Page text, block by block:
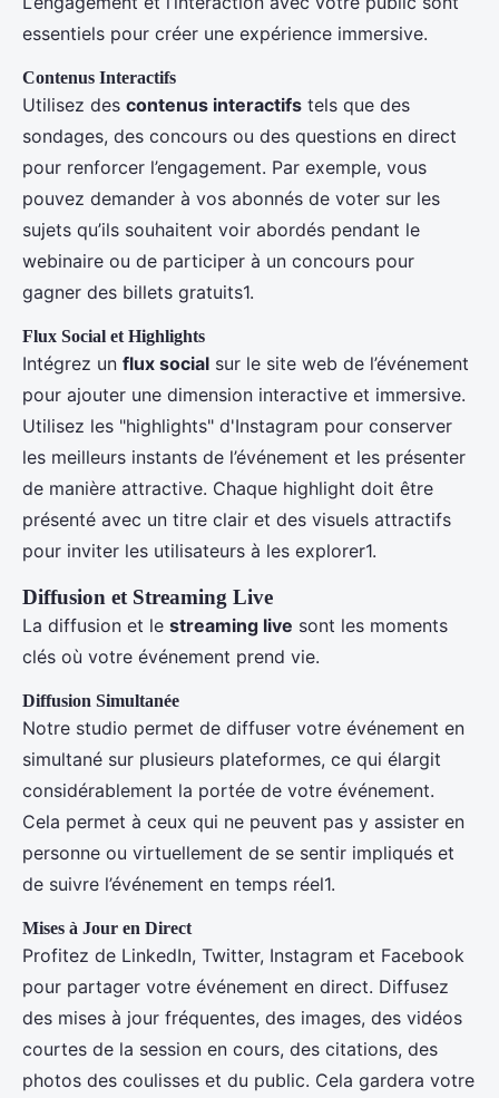
essentiels pour créer une expérience immersive.
Contenus Interactifs
Utilisez des contenus interactifs tels que des
sondages, des concours ou des questions en direct
pour renforcer l’engagement. Par exemple, vous
pouvez demander à vos abonnés de voter sur les
sujets qu’ils souhaitent voir abordés pendant le
webinaire ou de participer à un concours pour
gagner des billets gratuits1.
Flux Social et Highlights
Intégrez un flux social sur le site web de l’événement
pour ajouter une dimension interactive et immersive.
Utilisez les "highlights" d'Instagram pour conserver
les meilleurs instants de l’événement et les présenter
de manière attractive. Chaque highlight doit être
présenté avec un titre clair et des visuels attractifs
pour inviter les utilisateurs à les explorer1.
Diffusion et Streaming Live
La diffusion et le streaming live sont les moments
clés où votre événement prend vie.
Diffusion Simultanée
Notre studio permet de diffuser votre événement en
simultané sur plusieurs plateformes, ce qui élargit
considérablement la portée de votre événement.
Cela permet à ceux qui ne peuvent pas y assister en
personne ou virtuellement de se sentir impliqués et
de suivre l’événement en temps réel1.
Mises à Jour en Direct
Profitez de LinkedIn, Twitter, Instagram et Facebook
pour partager votre événement en direct. Diffusez
des mises à jour fréquentes, des images, des vidéos
courtes de la session en cours, des citations, des
photos des coulisses et du public. Cela gardera votre